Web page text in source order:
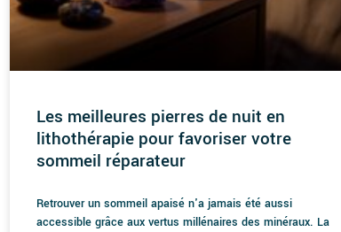
Les meilleures pierres de nuit en
lithothérapie pour favoriser votre
sommeil réparateur
Retrouver un sommeil apaisé n'a jamais été aussi
accessible grâce aux vertus millénaires des minéraux. La